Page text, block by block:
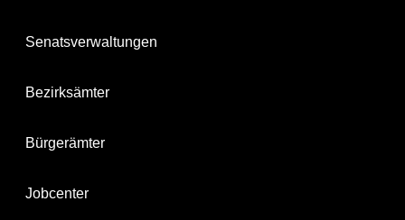
Senatsverwaltungen
Bezirksämter
Bürgerämter
Jobcenter